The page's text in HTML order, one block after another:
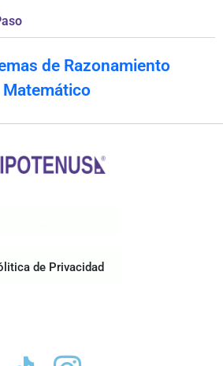
de Razonamiento
Matemático
de Privacidad